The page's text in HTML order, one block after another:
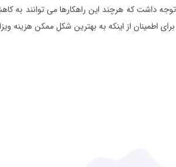
توجه داشت که هرچند این راهکارها می توانند به
برای اطمینان از اینکه به بهترین شکل ممکن